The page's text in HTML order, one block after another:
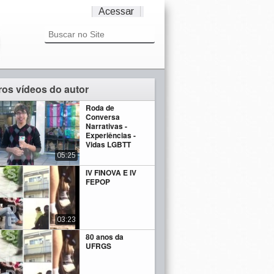
Acessar
vídeos do autor
Roda de
Conversa
Narrativas -
Experiências -
Vidas LGBTT
05:25
IV FINOVA E IV
FEPOP
03:23
80 anos da
UFRGS